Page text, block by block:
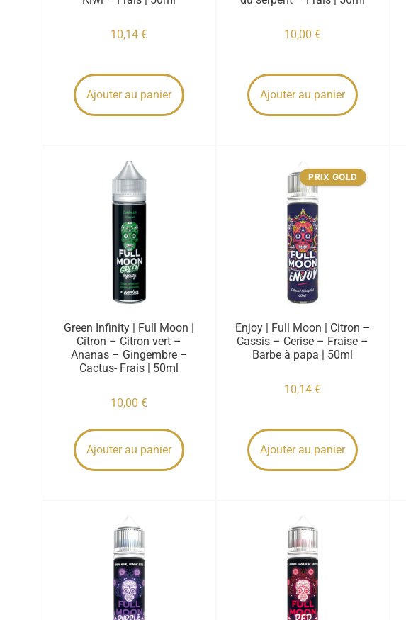
10,14€
Ajouter au panier
10,00€
Ajouter au panier
Green Infinity | Full Moon |
Citron – Citron vert –
Ananas – Gingembre –
Cactus- Frais | 50ml
10,00€
Ajouter au panier
PRIX GOLD
Enjoy | Full Moon | Citron –
Cassis – Cerise – Fraise –
Barbe à papa | 50ml
10,14€
Ajouter au panier